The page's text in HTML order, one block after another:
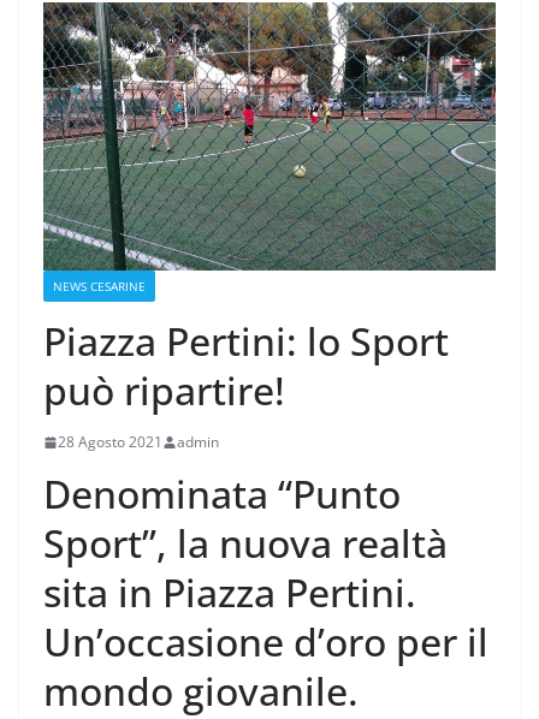
NEWS CESARINE
Piazza Pertini: lo Sport
può ripartire!
28 Agosto 2021 admin
Denominata “Punto
Sport”, la nuova realtà
sita in Piazza Pertini.
Un’occasione d’oro per il
mondo giovanile.